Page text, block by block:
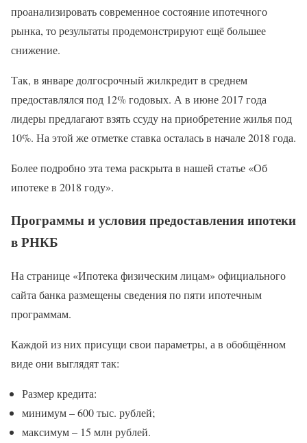
проанализировать современное состояние ипотечного
рынка, то результаты продемонстрируют ещё большее
снижение.
Так, в январе долгосрочный жилкредит в среднем
предоставлялся под 12% годовых. А в июне 2017 года
лидеры предлагают взять ссуду на приобретение жилья под
10%. На этой же отметке ставка осталась в начале 2018 года.
Более подробно эта тема раскрыта в нашей статье «Об
ипотеке в 2018 году».
Программы и условия предоставления ипотеки
в РНКБ
На странице «Ипотека физическим лицам» официального
сайта банка размещены сведения по пяти ипотечным
программам.
Каждой из них присущи свои параметры, а в обобщённом
виде они выглядят так:
Размер кредита:
минимум – 600 тыс. рублей;
максимум – 15 млн рублей.